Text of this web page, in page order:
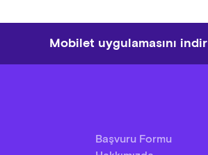
Mobilet uygulamasını indir
Başvuru Formu